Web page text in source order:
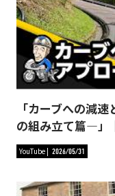
「カーブへの減
の組み立て篇―」
YouTube 2026/05/31